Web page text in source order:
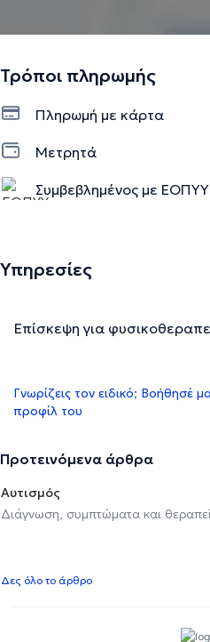
Τρόποι πληρωμής
Πληρωμή με κάρτα
Μετρητά
Συμβεβλημένος με ΕΟΠΥΥ
Υπηρεσίες
Επίσκεψη για
Γνωρίζεις τον ειδικό; Βοήθησέ
προφίλ του
Προτεινόμενα άρθρα
Αυτισμός
Διάγνωση, συμπτώματα και
Δες όλο το άρθρο